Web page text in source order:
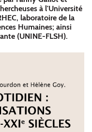
à l'Université
laboratoire de la
Humaines; ainsi
(UNINE-FLSH).